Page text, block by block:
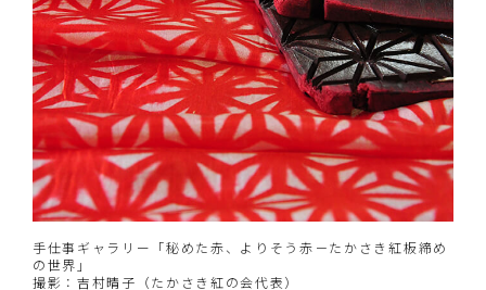
手仕事ギャラリー「秘めた赤、よりそう赤－たかさき紅板締め
の世界」
撮影：吉村晴子（たかさき紅の会代表）